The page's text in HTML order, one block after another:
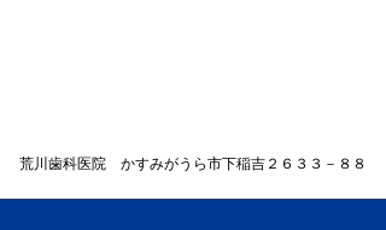
荒川歯科医院 かすみがうら市下稲吉２６３３－８８